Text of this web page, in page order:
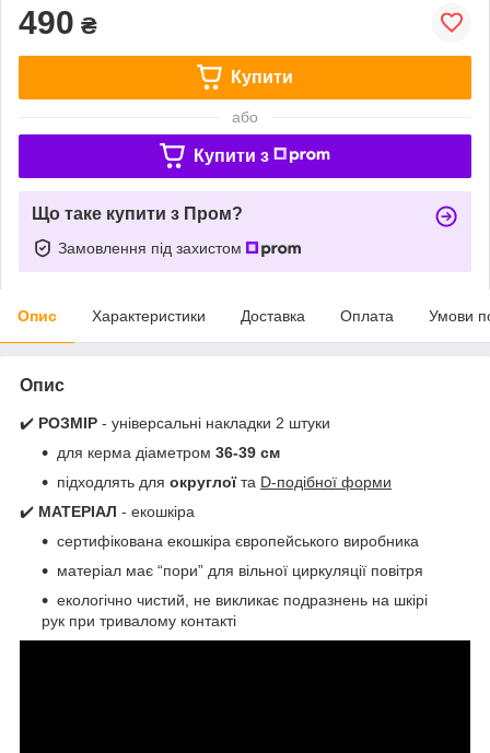
490 ₴
Купити
або
Купити з
Що таке купити з Пром?
Замовлення під захистом
Опис Характеристики Доставка Оплата Умови
Опис
✔️ РОЗМІР - універсальні накладки 2 штуки
для керма діаметром 36-39 см
підходлять для округлоїта D-подібної форми
✔️ МАТЕРІАЛ - екошкіра
сертифікована екошкіра європейського виробника
матеріал має “пори” для вільної циркуляції повітря
екологічно чистий, не викликає подразнень на шкірі
рук при тривалому контакті